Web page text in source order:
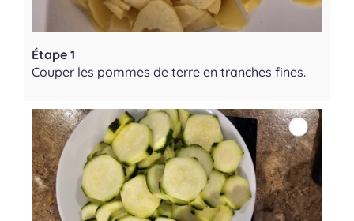
Étape 1
Couper les pommes de terre en tranches fines.